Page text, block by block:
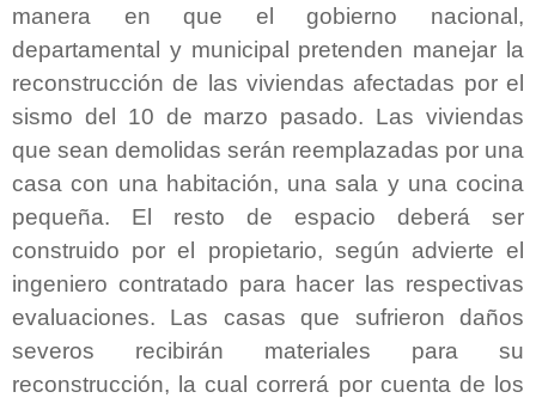
manera en que el gobierno nacional,
departamental y municipal pretenden manejar la
reconstrucción de las viviendas afectadas por el
sismo del 10 de marzo pasado. Las viviendas
que sean demolidas serán reemplazadas por una
casa con una habitación, una sala y una cocina
pequeña. El resto de espacio deberá ser
construido por el propietario, según advierte el
ingeniero contratado para hacer las respectivas
evaluaciones. Las casas que sufrieron daños
severos recibirán materiales para su
reconstrucción, la cual correrá por cuenta de los